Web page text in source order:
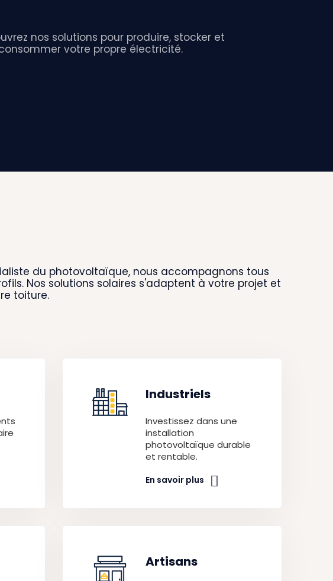
nos solutions pour produire, stocker et
votre propre électricité.
du photovoltaïque, nous accompagnons tous
Nos solutions solaires s'adaptent à votre projet et
toiture.
Industriels
Investissez dans une
installation
photovoltaïque durable
et rentable.
En savoir plus
Artisans